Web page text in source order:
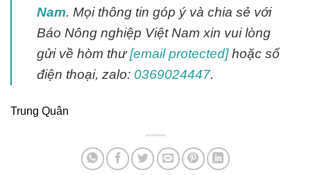
Nam. Mọi thông tin góp ý và chia sẻ với
Báo Nông nghiệp Việt Nam xin vui lòng
gửi về hòm thư[email protected]hoặc số
điện thoại, zalo: 0369024447.
Trung Quân